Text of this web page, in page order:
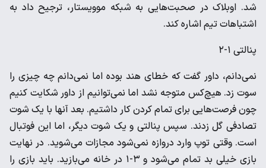
شد. اوبلاک در صحبت‌هایی به شبکه موویستار، ترجیح داد به
اشتباهات تیم اشاره کند.
پنالتی ۱-۲
نمی‌دانم، داور گفت که خطای هند بوده اما نمی‌دانم چه چیزی را
سوت زد. هیچ‌کس متوجه نشد اما نمی‌توانیم از داور شکایت کنیم
چون فرصت‌هایی برای تمام کردن کار داشتیم. بعد آنها با یک شوت
تصادفی گل زدند. سپس پنالتی و یک شوت دیگر، اما این فوتبال
است. وقتی توپ وارد دروازه نمی‌شود مجازات می‌شوید. در نهایت
بازی خیلی بد تمام می‌شود و ۳-۱ در خانه می‌بازید. باید بازی را